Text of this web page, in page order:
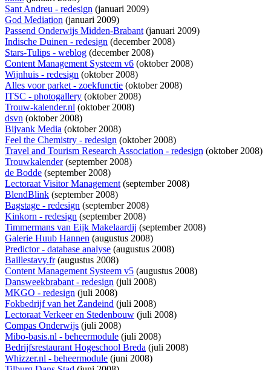
Sant Andreu - redesign (januari 2009)
God Mediation (januari 2009)
Passend Onderwijs Midden-Brabant(januari 2009)
Indische Duinen - redesign (december 2008)
Stars-Tulips - weblog (december 2008)
Content Management Systeem v6 (oktober 2008)
Wijnhuis - redesign (oktober 2008)
Alles voor parket - zoekfunctie (oktober 2008)
ITSC - photogallery (oktober 2008)
Trouw-kalender.nl (oktober 2008)
dsvn (oktober 2008)
Bijvank Media (oktober 2008)
Feel the Chemistry - redesign (oktober 2008)
Travel and Tourism Research Association - redesign (oktober 2008)
Trouwkalender(september 2008)
de Bodde (september 2008)
Lectoraat Visitor Management(september 2008)
BlendBlink (september 2008)
Bagstage - redesign (september 2008)
Kinkorn - redesign (september 2008)
Timmermans van Eijk Makelaardij (september 2008)
Galerie Huub Hannen (augustus 2008)
Predictor - database analyse (augustus 2008)
Baillestavy.fr(augustus 2008)
Content Management Systeem v5 (augustus 2008)
Dansweekbrabant - redesign (juli 2008)
MKGO - redesign (juli 2008)
Fokbedrijf van het Zandeind (juli 2008)
Lectoraat Verkeer en Stedenbouw (juli 2008)
Compas Onderwijs (juli 2008)
Mibo-basis.nl - beheermodule (juli 2008)
Bedrijfsrestaurant Hogeschool Breda (juli 2008)
Whizzer.nl - beheermodule (juni 2008)